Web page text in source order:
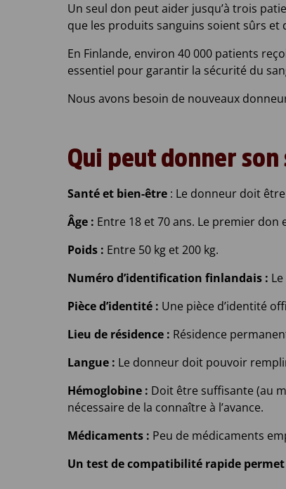
Un seul don peut aider jusqu’à trois
que les produits sanguins soient sûrs
En Finlande, environ 40 000 patients
essentiel pour garantir la sécurité du
Nous avons besoin de nouveaux
Qui peut donner son
Santé et bien-être : Le donneur doit
Âge : Entre 18 et 70 ans. Le premier don
Poids : Entre 50 kg et 200 kg.
Numéro d’identification finlandais :
Pièce d’identité : Une pièce d’identité
Lieu de résidence : Résidence
Langue : Le donneur doit pouvoir
Hémoglobine : Doit être suffisante (au
nécessaire de la connaître à l’avance.
Médicaments : Peu de médicaments
Un test de compatibilité rapide